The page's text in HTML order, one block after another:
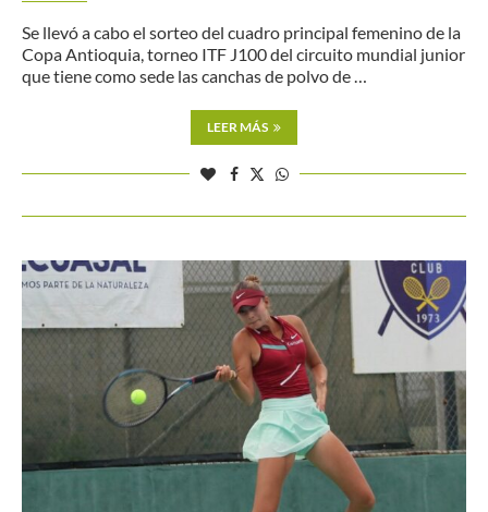
Se llevó a cabo el sorteo del cuadro principal femenino de la
Copa Antioquia, torneo ITF J100 del circuito mundial junior
que tiene como sede las canchas de polvo de …
LEER MÁS